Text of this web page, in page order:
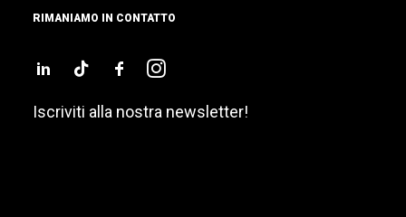
RIMANIAMO IN CONTATTO
Iscriviti alla nostra newsletter!